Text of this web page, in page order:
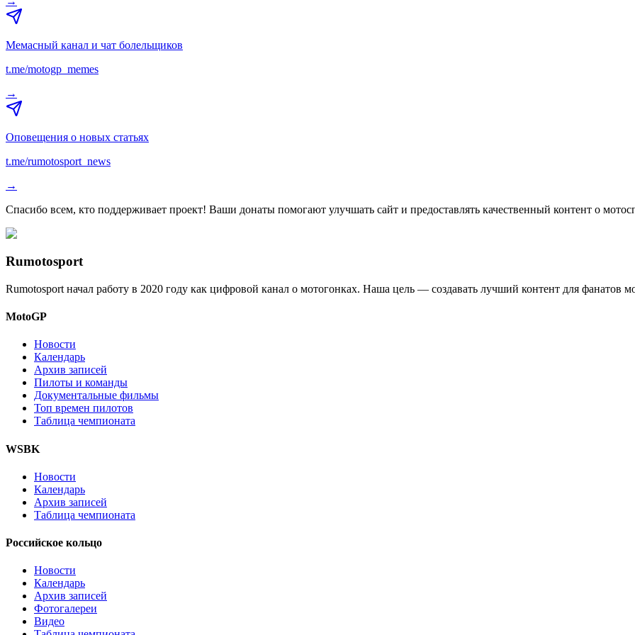
Мемасный канал и чат болельщиков
t.me/motogp_memes
→
Оповещения о новых статьях
t.me/rumotosport_news
→
Спасибо всем, кто поддерживает проект! Ваши донаты помогают улучшать сайт и предоставлять качественный контент о
Rumotosport
Rumotosport начал работу в 2020 году как цифровой канал о мотогонках. Наша цель — создавать лучший контент для фанатов
MotoGP
Новости
Календарь
Архив записей
Пилоты и команды
Документальные фильмы
Топ времен пилотов
Таблица чемпионата
WSBK
Новости
Календарь
Архив записей
Таблица чемпионата
Российское кольцо
Новости
Календарь
Архив записей
Фотогалереи
Видео